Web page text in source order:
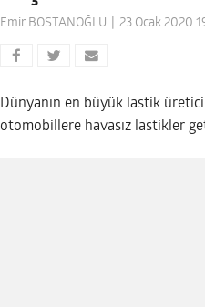
Emir BOSTANOĞLU 23 Ocak 2020
Dünyanın en büyük lastik
otomobillere havasız lastikler